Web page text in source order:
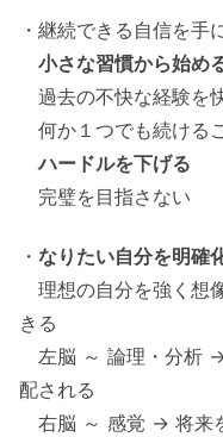
・継続できる自信を手
小さな習慣から始め
過去の不快な経験を
何か１つでも続ける
ハードルを下げる
完璧を目指さない
・ なりたい自分を明確
理想の自分を強く想
きる
左脳 ～ 論理・分析
配される
右脳 ～ 感覚 → 将来